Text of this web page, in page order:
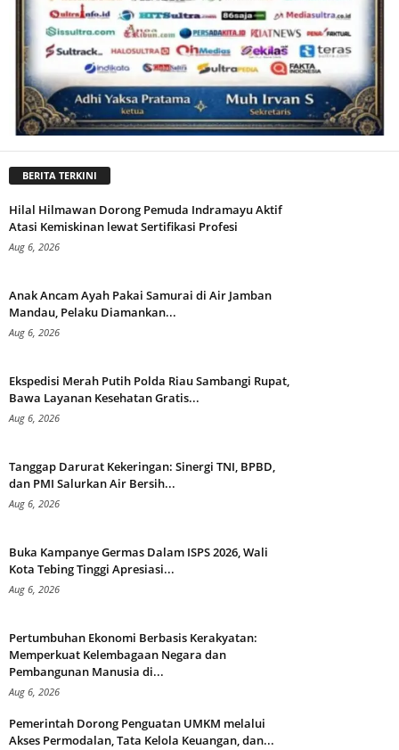
BERITA TERKINI
Hilal Hilmawan Dorong Pemuda Indramayu Aktif
Atasi Kemiskinan lewat Sertifikasi Profesi
Aug 6, 2026
Anak Ancam Ayah Pakai Samurai di Air Jamban
Mandau, Pelaku Diamankan...
Aug 6, 2026
Ekspedisi Merah Putih Polda Riau Sambangi Rupat,
Bawa Layanan Kesehatan Gratis...
Aug 6, 2026
Tanggap Darurat Kekeringan: Sinergi TNI, BPBD,
dan PMI Salurkan Air Bersih...
Aug 6, 2026
Buka Kampanye Germas Dalam ISPS 2026, Wali
Kota Tebing Tinggi Apresiasi...
Aug 6, 2026
Pertumbuhan Ekonomi Berbasis Kerakyatan:
Memperkuat Kelembagaan Negara dan
Pembangunan Manusia di...
Aug 6, 2026
Pemerintah Dorong Penguatan UMKM melalui
Akses Permodalan, Tata Kelola Keuangan, dan...